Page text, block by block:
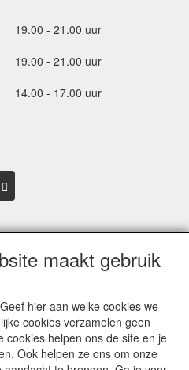
19.00 - 21.00 uur
19.00 - 21.00 uur
14.00 - 17.00 uur
Giessendam
maakt gebruik
hier aan welke cookies we
cookies verzamelen geen
cookies helpen ons de site en je
Ook helpen ze ons om onze